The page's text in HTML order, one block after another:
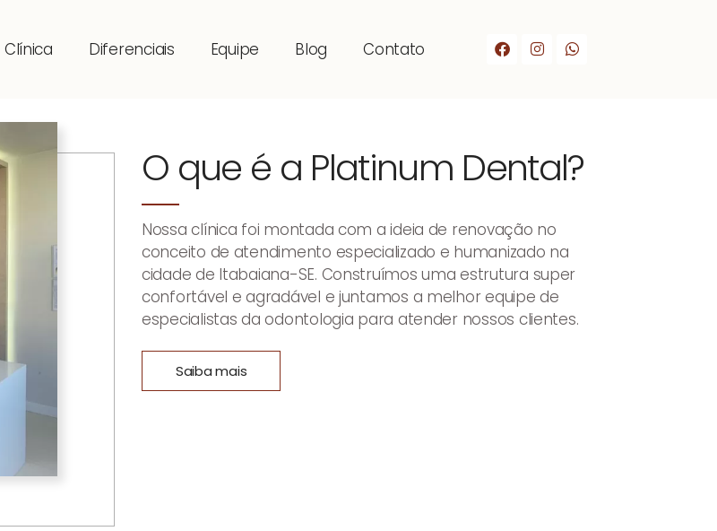
Clínica Diferenciais Equipe Blog Contato
O que é a Platinum Dental?
Nossa clínica foi montada com a ideia de renovação no
conceito de atendimento especializado e humanizado na
cidade de Itabaiana-SE. Construímos uma estrutura super
confortável e agradável e juntamos a melhor equipe de
especialistas da odontologia para atender nossos clientes.
Saiba mais